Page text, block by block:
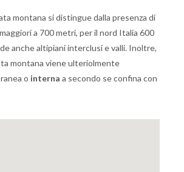
montana si distingue dalla presenza di
a 700 metri, per il nord Italia 600
anche altipiani interclusi e valli. Inoltre,
montana viene ulteriolmente
o interna a secondo se confina con